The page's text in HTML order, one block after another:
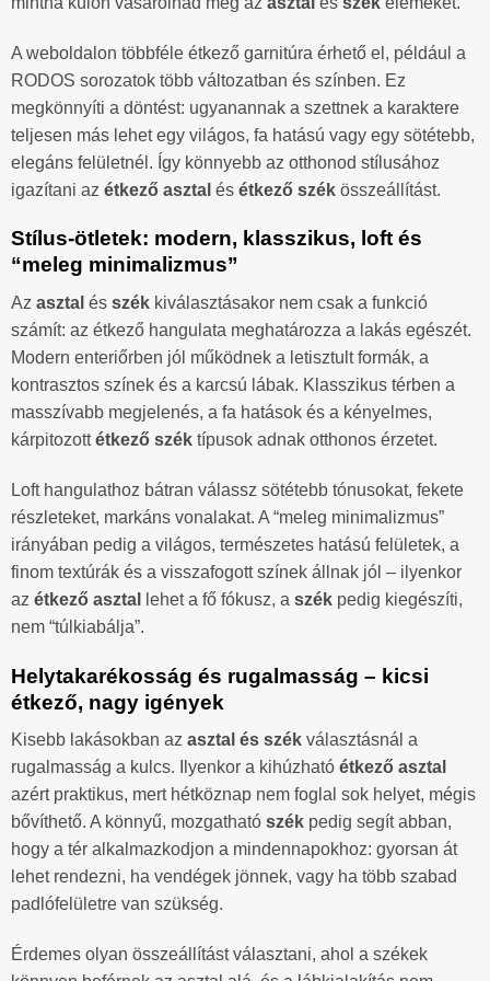
A weboldalon többféle étkező garnitúra érhető el, például a
RODOS sorozatok több változatban és színben. Ez
megkönnyíti a döntést: ugyanannak a szettnek a karaktere
teljesen más lehet egy világos, fa hatású vagy egy sötétebb,
elegáns felületnél. Így könnyebb az otthonod stílusához
igazítani az étkező asztal és étkező szék összeállítást.
Stílus-ötletek: modern, klasszikus, loft és
“meleg minimalizmus”
Az asztal és szék kiválasztásakor nem csak a funkció
számít: az étkező hangulata meghatározza a lakás egészét.
Modern enteriőrben jól működnek a letisztult formák, a
kontrasztos színek és a karcsú lábak. Klasszikus térben a
masszívabb megjelenés, a fa hatások és a kényelmes,
kárpitozottétkező szék típusok adnak otthonos érzetet.
Loft hangulathoz bátran válassz sötétebb tónusokat, fekete
részleteket, markáns vonalakat. A “meleg minimalizmus”
irányában pedig a világos, természetes hatású felületek, a
finom textúrák és a visszafogott színek állnak jól – ilyenkor
az étkező asztal lehet a fő fókusz, a szék pedig kiegészíti,
nem “túlkiabálja”.
Helytakarékosság és rugalmasság – kicsi
étkező, nagy igények
Kisebb lakásokban az asztal és szék választásnál a
rugalmasság a kulcs. Ilyenkor a kihúzható étkező asztal
azért praktikus, mert hétköznap nem foglal sok helyet, mégis
bővíthető. A könnyű, mozgatható szék pedig segít abban,
hogy a tér alkalmazkodjon a mindennapokhoz: gyorsan át
lehet rendezni, ha vendégek jönnek, vagy ha több szabad
padlófelületre van szükség.
Érdemes olyan összeállítást választani, ahol a székek